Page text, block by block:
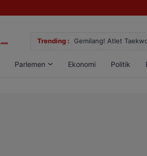
Trending : Gemilang! Atlet
Parlemen Ekonomi Politik